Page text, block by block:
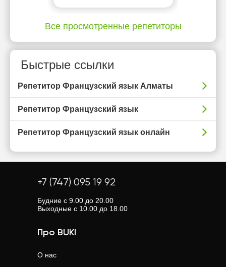
Все просмотренные репетиторы
Быстрые ссылки
Репетитор Французский язык Алматы
Репетитор Французский язык
Репетитор Французский язык онлайн
+7 (747) 095 19 92
Будние с 9.00 до 20.00
Выходные с 10.00 до 18.00
Про BUKI
О нас